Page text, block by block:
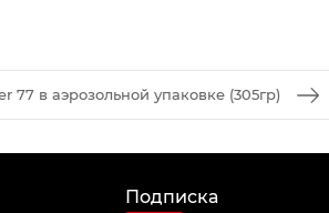
77 в аэрозольной упаковке (305гр)
Подписка